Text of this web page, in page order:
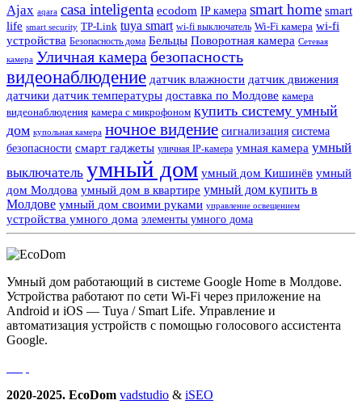
Ajax aqara casa inteligenta ecodom IP камера smart home smart
life smart security TP-Link tuya smart wi-fi выключатель Wi-Fi камера wi-fi
устройства Безопасность дома Бельцы Поворотная камера Сетевая
камера Уличная камера безопасность
видеонаблюдение датчик влажности датчик движения
датчики датчик температуры доставка по Молдове камера
видеонаблюдения камера с микрофоном купить систему умный
дом купольная камера ночное видение сигнализация система
безопасности смарт гаджеты уличная IP-камера умная камера умный
выключатель умный дом умный дом Кишинёв умный
дом Молдова умный дом в квартире умный дом купить в
Молдове умный дом своими руками управление освещением
устройства умного дома элементы умного дома
Умный дом работающий в системе Google Home в Молдове.
Устройства работают по сети Wi-Fi через приложение на
Android и iOS — Tuya / Smart Life. Управление и
автоматизация устройств с помощью голосового ассистента
Google.
2020-2025. EcoDom vadstudio & iSEO